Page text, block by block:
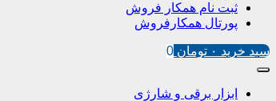
ثبت نام همکار فروش
پورتال همکارفروش
سبد خرید ۰ تومان 0
ابزار برقی و شارژی